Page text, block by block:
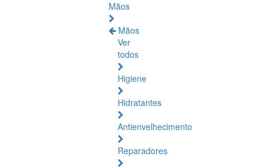
Mãos
Mãos
Ver
todos
Higiene
Hidratantes
Antienvelhecimento
Reparadores